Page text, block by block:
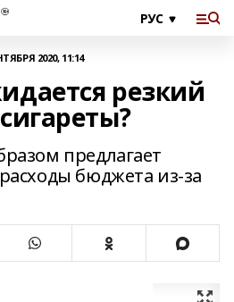
2020, 11:14
резкий
предлагает
бюджета из-за